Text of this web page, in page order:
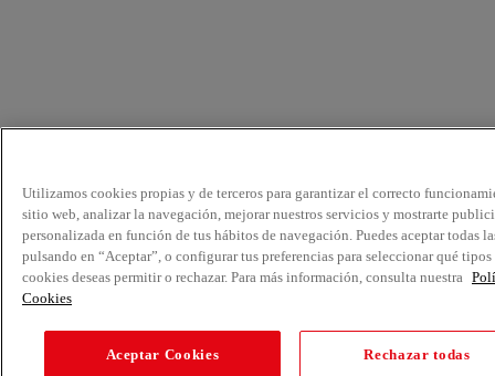
Utilizamos cookies propias y de terceros para garantizar el correcto
sitio web, analizar la navegación, mejorar nuestros servicios y mostrarte
personalizada en función de tus hábitos de navegación. Puedes aceptar todas
pulsando en “Aceptar”, o configurar tus preferencias para seleccionar qué tipos
cookies deseas permitir o rechazar. Para más información, consulta nuestra
Cookies
Aceptar Cookies Rechazar todas